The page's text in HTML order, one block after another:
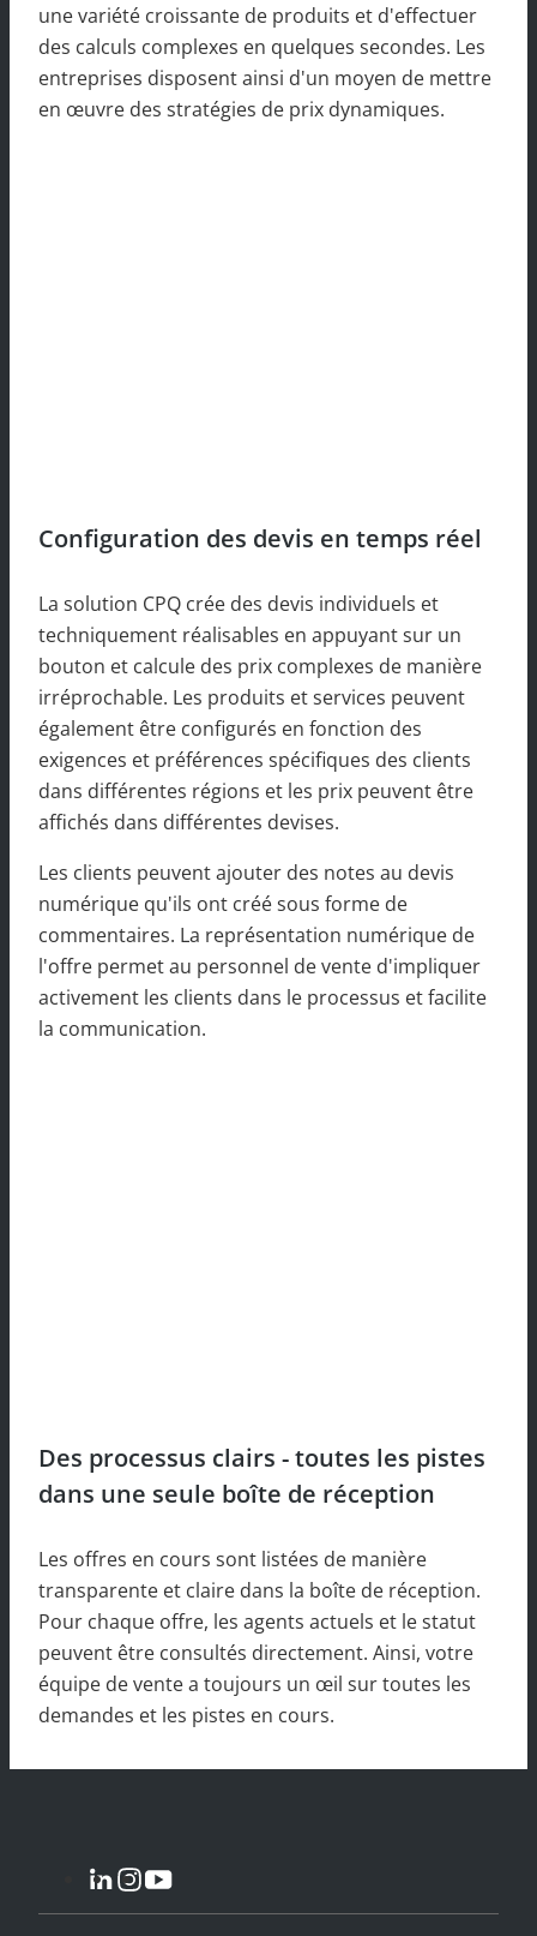
une variété croissante de produits et d'effectuer
des calculs complexes en quelques secondes. Les
entreprises disposent ainsi d'un moyen de mettre
en œuvre des stratégies de prix dynamiques.
Configuration des devis en temps réel
La solution CPQ crée des devis individuels et
techniquement réalisables en appuyant sur un
bouton et calcule des prix complexes de manière
irréprochable. Les produits et services peuvent
également être configurés en fonction des
exigences et préférences spécifiques des clients
dans différentes régions et les prix peuvent être
affichés dans différentes devises.
Les clients peuvent ajouter des notes au devis
numérique qu'ils ont créé sous forme de
commentaires. La représentation numérique de
l'offre permet au personnel de vente d'impliquer
activement les clients dans le processus et facilite
la communication.
Des processus clairs - toutes les pistes
dans une seule boîte de réception
Les offres en cours sont listées de manière
transparente et claire dans la boîte de réception.
Pour chaque offre, les agents actuels et le statut
peuvent être consultés directement. Ainsi, votre
équipe de vente a toujours un œil sur toutes les
demandes et les pistes en cours.